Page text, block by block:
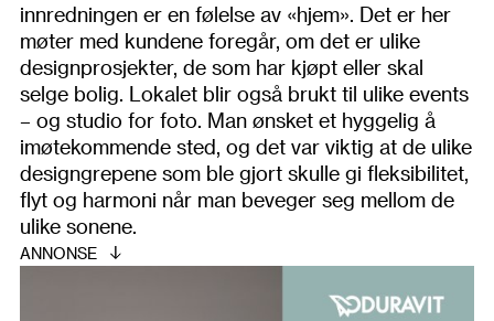
innredningen er en følelse av «hjem». Det er her
møter med kundene foregår, om det er ulike
designprosjekter, de som har kjøpt eller skal
selge bolig. Lokalet blir også brukt til ulike events
– og studio for foto. Man ønsket et hyggelig å
imøtekommende sted, og det var viktig at de ulike
designgrepene som ble gjort skulle gi fleksibilitet,
flyt og harmoni når man beveger seg mellom de
ulike sonene.